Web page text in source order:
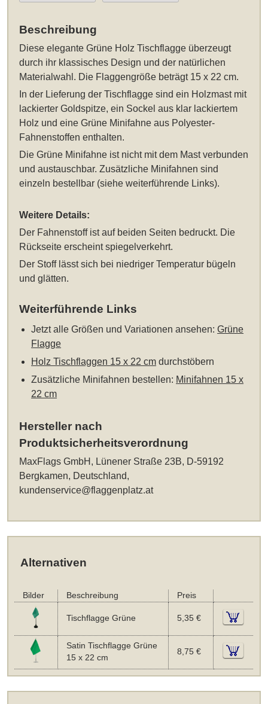
Beschreibung
Diese eleganteGrüne Holz Tischflagge überzeugt
durch ihr klassisches Design und der natürlichen
Materialwahl. Die Flaggengröße beträgt 15 x 22 cm.
In der Lieferung der Tischflagge sind ein Holzmast mit
lackierter Goldspitze, ein Sockel aus klar lackiertem
Holz und eine Grüne Minifahne aus Polyester-
Fahnenstoffen enthalten.
Die Grüne Minifahne ist nicht mit dem Mast verbunden
und austauschbar. Zusätzliche Minifahnen sind
einzeln bestellbar (siehe weiterführende Links).
Weitere Details:
Der Fahnenstoff ist auf beiden Seiten bedruckt. Die
Rückseite erscheint spiegelverkehrt.
Der Stoff lässt sich bei niedriger Temperatur bügeln
und glätten.
Weiterführende Links
Jetzt alle Größen und Variationen ansehen:Grüne
Flagge
Holz Tischflaggen 15 x 22 cm durchstöbern
Zusätzliche Minifahnen bestellen: Minifahnen 15 x
22 cm
Hersteller nach
Produktsicherheitsverordnung
MaxFlags GmbH, Lünener Straße 23B, D-59192
Bergkamen, Deutschland,
kundenservice@flaggenplatz.at
Alternativen
Bilder Beschreibung Preis
Tischflagge Grüne 5,35 €
Satin Tischflagge Grüne
15 x 22 cm
8,75 €